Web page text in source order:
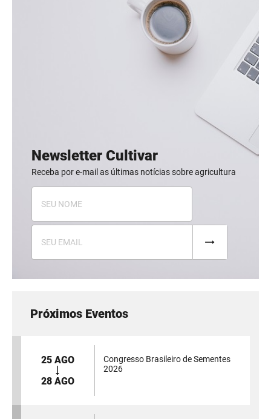
Newsletter Cultivar
Receba por e-mail as últimas notícias sobre agricultura
Próximos Eventos
25 AGO
28 AGO
Congresso Brasileiro de Sementes
2026